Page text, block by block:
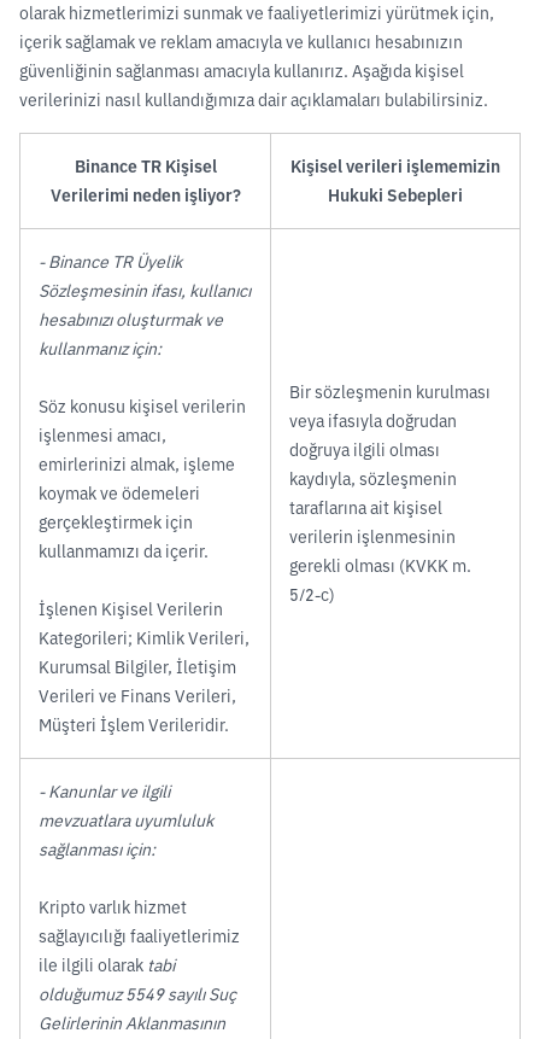
olarak hizmetlerimizi sunmak ve faaliyetlerimizi yürütmek için,
içerik sağlamak ve reklam amacıyla ve kullanıcı hesabınızın
güvenliğinin sağlanması amacıyla kullanırız. Aşağıda kişisel
verilerinizi nasıl kullandığımıza dair açıklamaları bulabilirsiniz.
Binance TR Kişisel
Verilerimi neden işliyor?
Kişisel verileri işlememizin
Hukuki Sebepleri
- Binance TR Üyelik
Sözleşmesinin ifası, kullanıcı
hesabınızı oluşturmak ve
kullanmanız için:
Söz konusu kişisel verilerin
işlenmesi amacı,
emirlerinizi almak, işleme
koymak ve ödemeleri
gerçekleştirmek için
kullanmamızı da içerir.
İşlenen Kişisel Verilerin
Kategorileri; Kimlik Verileri,
Kurumsal Bilgiler, İletişim
Verileri ve Finans Verileri,
Müşteri İşlem Verileridir.
Bir sözleşmenin kurulması
veya ifasıyla doğrudan
doğruya ilgili olması
kaydıyla, sözleşmenin
taraflarına ait kişisel
verilerin işlenmesinin
gerekli olması (KVKK m.
5/2-c)
- Kanunlar ve ilgili
mevzuatlara uyumluluk
sağlanması için:
Kripto varlık hizmet
sağlayıcılığı faaliyetlerimiz
ile ilgili olarak tabi
olduğumuz 5549 sayılı Suç
Gelirlerinin Aklanmasının